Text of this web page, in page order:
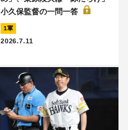
小久保監督の一問一答
1軍
2026.7.11